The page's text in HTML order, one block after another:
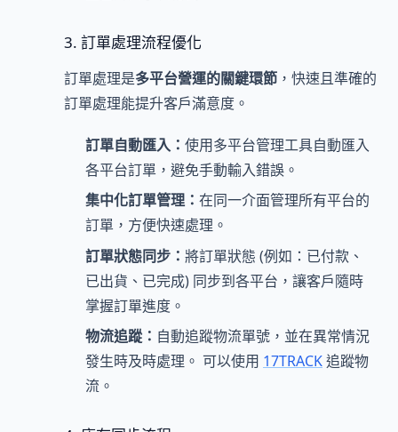
3. 訂單處理流程優化
訂單處理是多平台營運的關鍵環節 ，快速且準確的
訂單處理能提升客戶滿意度。
訂單自動匯入： 使用多平台管理工具自動匯入
各平台訂單，避免手動輸入錯誤。
集中化訂單管理： 在同一介面管理所有平台的
訂單，方便快速處理。
訂單狀態同步： 將訂單狀態 (例如：已付款、
已出貨、已完成) 同步到各平台，讓客戶隨時
掌握訂單進度。
物流追蹤： 自動追蹤物流單號，並在異常情況
發生時及時處理。 可以使用 17TRACK追蹤物
流。